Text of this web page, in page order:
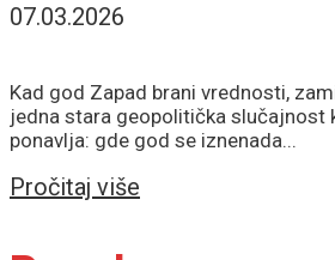
07.03.2026
Kad god Zapad brani vrednosti,
jedna stara geopolitička slučajnost
ponavlja: gde god se iznenada...
Pročitaj više